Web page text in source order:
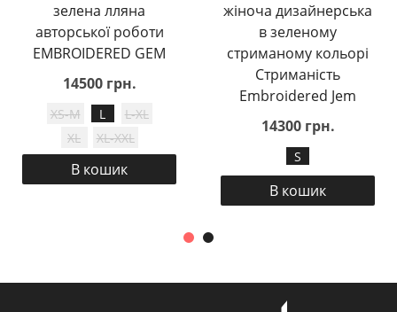
зелена лляна
авторської роботи
EMBROIDERED GEM
14500 грн.
XS-M L
L-XL
XL
XL-XXL
В кошик
жіноча дизайнерська
в зеленому
стриманому кольорі
Стриманість
Embroidered Jem
14300 грн.
S
В кошик